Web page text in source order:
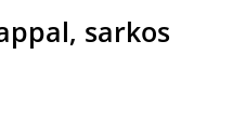
sarkos